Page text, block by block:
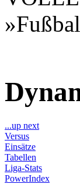
...up next
Versus
Einsätze
Tabellen
Liga-Stats
PowerIndex